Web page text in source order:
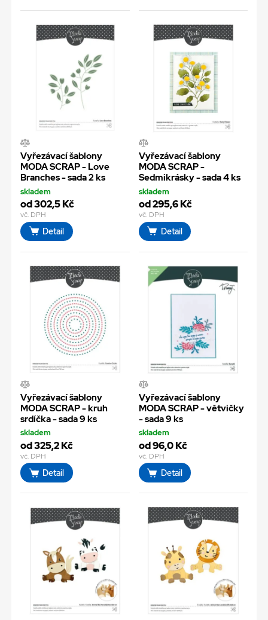
Vyřezávací šablony
MODA SCRAP - Love
Branches - sada 2 ks
skladem
od 302,5 Kč
vč. DPH
Detail
Vyřezávací šablony
MODA SCRAP -
Sedmikrásky - sada 4 ks
skladem
od 295,6 Kč
vč. DPH
Detail
Vyřezávací šablony
MODA SCRAP - kruh
srdíčka - sada 9 ks
skladem
od 325,2 Kč
vč. DPH
Detail
Vyřezávací šablony
MODA SCRAP - větvičky
- sada 9 ks
skladem
od 96,0 Kč
vč. DPH
Detail